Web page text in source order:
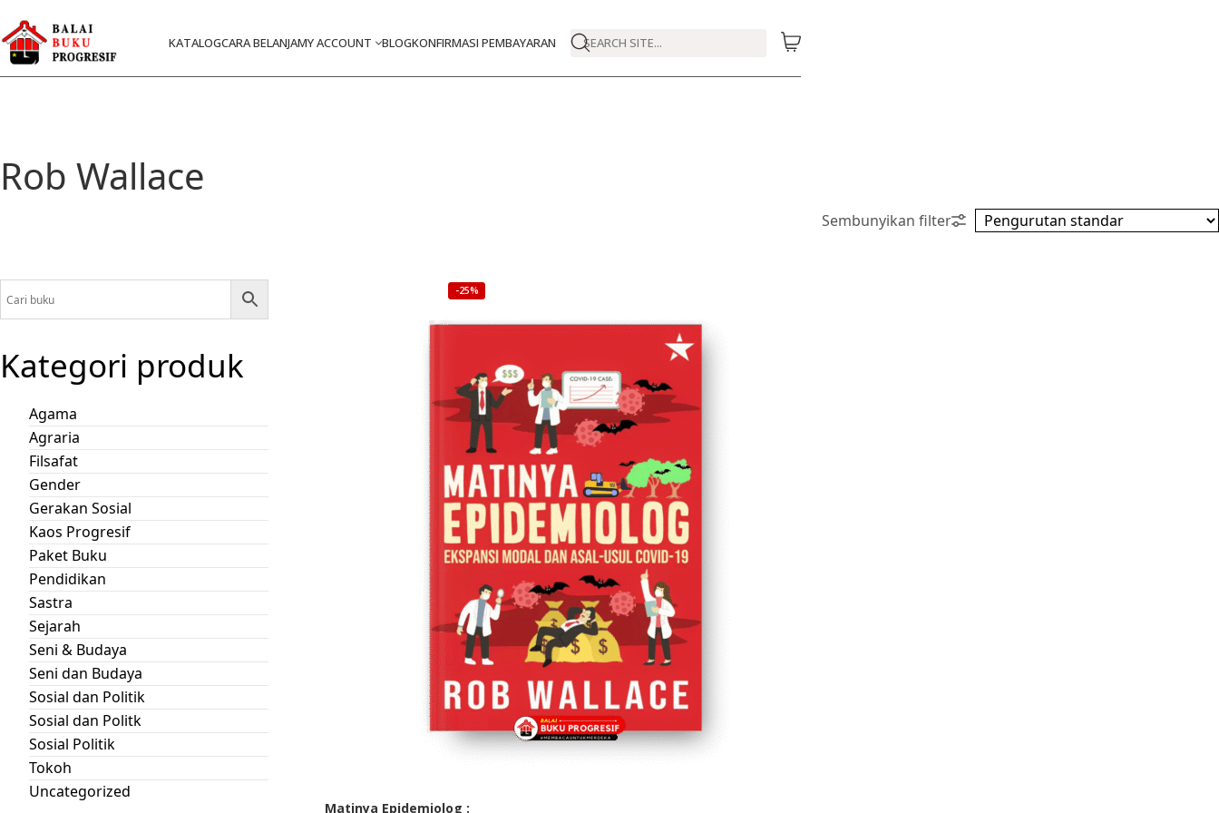
KATALOGCARA BELANJAMY ACCOUNT BLOGKONFIRMASI PEMBAYARAN SEARCH SITE...
Rob Wallace
-25%
Matinya Epidemiolog :
Kategori produk
Agama
Agraria
Filsafat
Gender
Gerakan Sosial
Kaos Progresif
Paket Buku
Pendidikan
Sastra
Sejarah
Seni & Budaya
Seni dan Budaya
Sosial dan Politik
Sosial dan Politk
Sosial Politik
Tokoh
Uncategorized